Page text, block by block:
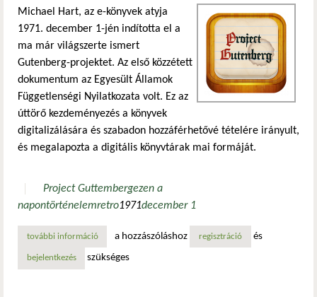
Michael Hart, az e-könyvek atyja
1971. december 1-jén indította el a
ma már világszerte ismert
Gutenberg-projektet. Az első közzétett
dokumentum az Egyesült Államok
Függetlenségi Nyilatkozata volt. Ez az
úttörő kezdeményezés a könyvek
digitalizálására és szabadon hozzáférhetővé tételére irányult,
és megalapozta a digitális könyvtárak mai formáját.
Project Guttembergezen a
napontörténelemretro1971december 1
további információa gutenberg-projekt elindítása tartalommal kapcsolatosan
a hozzászóláshoz regisztráció és
bejelentkezés szükséges